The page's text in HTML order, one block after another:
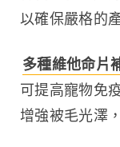
以確保嚴格的
多種維他命片
可提高寵物免
增強被毛光澤